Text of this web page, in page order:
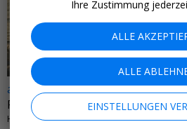
ab 89 € p.P.
Rügen: Auszeit im Ostseeheilbad
HOTEL SELLINER HOF • OSTSEE
Ihre Zustimmung
ALLE
ALLE
EINSTELLUNGEN